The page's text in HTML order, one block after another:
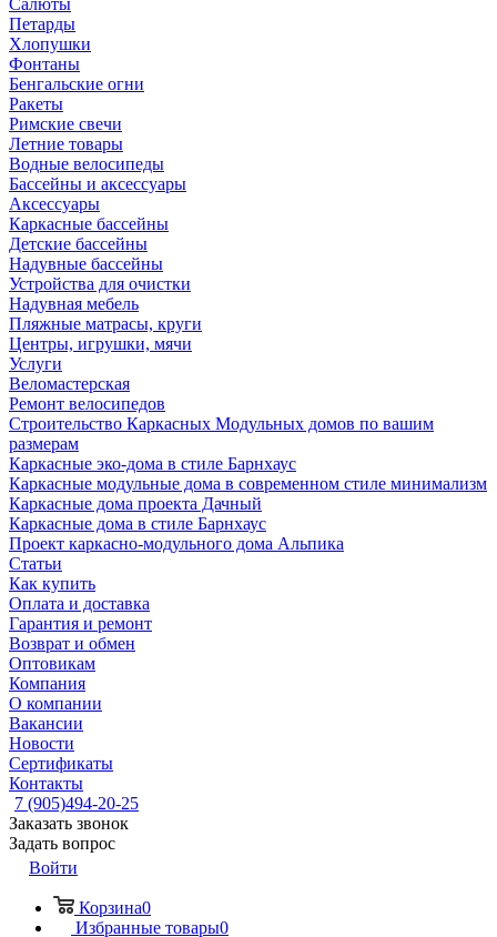
Салюты
Петарды
Хлопушки
Фонтаны
Бенгальские огни
Ракеты
Римские свечи
Летние товары
Водные велосипеды
Бассейны и аксессуары
Аксессуары
Каркасные бассейны
Детские бассейны
Надувные бассейны
Устройства для очистки
Надувная мебель
Пляжные матрасы, круги
Центры, игрушки, мячи
Услуги
Веломастерская
Ремонт велосипедов
Строительство Каркасных Модульных домов по вашим
размерам
Каркасные эко-дома в стиле Барнхаус
Каркасные модульные дома в современном стиле минимализм
Каркасные дома проекта Дачный
Каркасные дома в стиле Барнхаус
Проект каркасно-модульного дома Альпика
Статьи
Как купить
Оплата и доставка
Гарантия и ремонт
Возврат и обмен
Оптовикам
Компания
О компании
Вакансии
Новости
Сертификаты
Контакты
7 (905)494-20-25
Заказать звонок
Задать вопрос
Войти
Корзина0
Избранные товары0